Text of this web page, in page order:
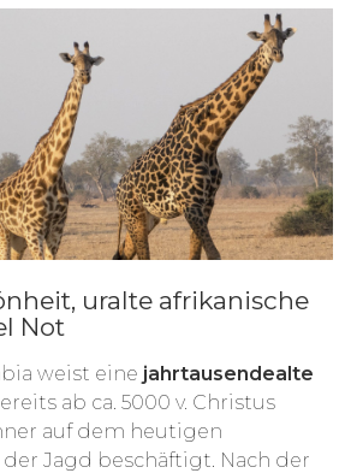
uralte afrikanische
Not
weist eine jahrtausendealte
ab ca. 5000 v. Christus
auf dem heutigen
Jagd beschäftigt. Nach der